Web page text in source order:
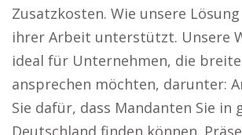
Zusatzkosten. Wie unsere
ihrer Arbeit unterstützt. Unsere
ideal für Unternehmen, die
ansprechen möchten, darunter:
Sie dafür, dass Mandanten Sie in
Deutschland finden können.